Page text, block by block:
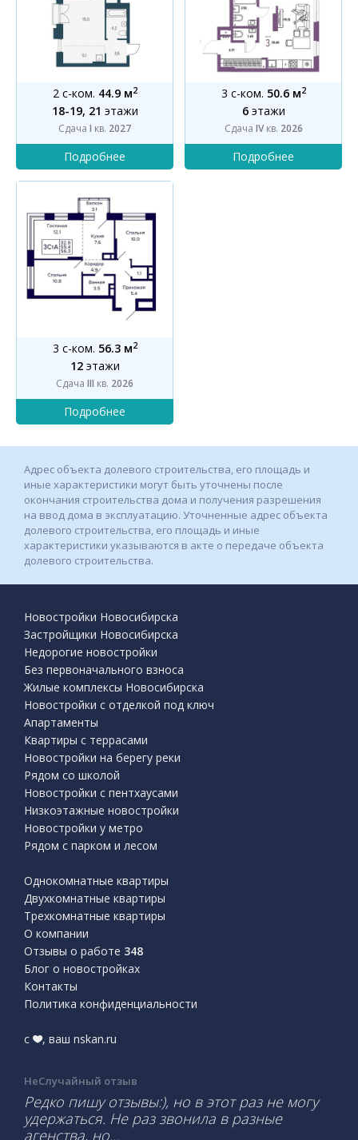
2 с-ком. 44.9 м2
18-19, 21 этажи
Сдача I кв. 2027
3 с-ком. 50.6 м2
6этажи
Сдача IVкв. 2026
3 с-ком. 56.3 м2
12этажи
Сдача III кв. 2026
Адрес объекта долевого строительства, его площадь и
иные характеристики могут быть уточнены после
окончания строительства дома и получения разрешения
на ввод дома в эксплуатацию. Уточненные адрес объекта
долевого строительства, его площадь и иные
характеристики указываются в акте о передаче объекта
долевого строительства.
Новостройки Новосибирска
Застройщики Новосибирска
Недорогие новостройки
Без первоначального взноса
Жилые комплексы Новосибирска
Новостройки с отделкой под ключ
Апартаменты
Квартиры с террасами
Новостройки на берегу реки
Рядом со школой
Новостройки с пентхаусами
Низкоэтажные новостройки
Новостройки у метро
Рядом с парком и лесом
Однокомнатные квартиры
Двухкомнатные квартиры
Трехкомнатные квартиры
О компании
Отзывы о работе 348
Блог о новостройках
Контакты
Политика конфиденциальности
с , ваш nskan.ru
НеСлучайный отзыв
Редко пишу отзывы:), но в этот раз не могу
удержаться. Не раз звонила в разные
агенства, но...